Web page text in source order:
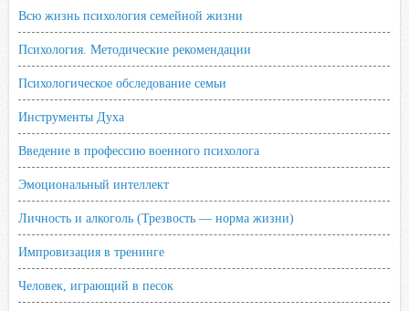
Всю жизнь психология семейной жизни
Психология. Методические рекомендации
Психологическое обследование семьи
Инструменты Духа
Введение в профессию военного психолога
Эмоциональный интеллект
Личность и алкоголь (Трезвость — норма жизни)
Импровизация в тренинге
Человек, играющий в песок